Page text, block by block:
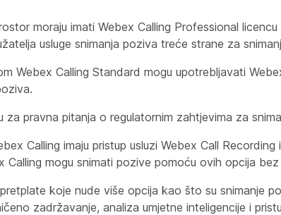
moraju imati Webex Calling Professional
usluge snimanja poziva treće strane za
Webex Calling Standard mogu upotrebljavati
za pravna pitanja o regulatornim zahtjevima za
Calling imaju pristup usluzi Webex Call Recording
Calling mogu snimati pozive pomoću ovih opcija
koje nude više opcija kao što su snimanje
zadržavanje, analiza umjetne inteligencije i